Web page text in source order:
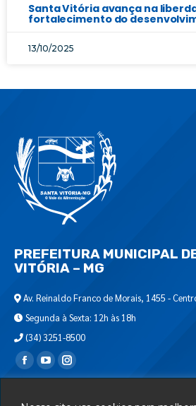
Santa Vitória avança na
fortalecimento do
13/10/2025
PREFEITURA MUNICIPAL
VITÓRIA – MG
Av. Reinaldo Franco de Morais, 1455 -
Segunda à Sexta: 12h às 18h
(34) 3251-8500
Encontre-nos em: